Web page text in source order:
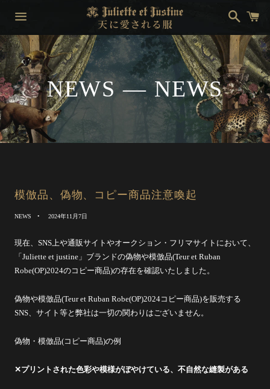
メ
ニ
ュ
ー
ト
NEWS — NEWS
模倣品、偽物、コピー商品注意喚起
NEWS 2024年11月7日
現在、SNS上や通販サイトやオークション・ フリマサイトにおいて、
「Juliette et justine」ブランドの偽物や模倣品(Teur et Ruban
Robe(OP)2024のコピー商品)の存在を確認いたしました。
偽物や模倣品(Teur et Ruban Robe(OP)2024コピー商品)を販売する
SNS、 サイト等と弊社は一切の関わりはございません。
偽物・模倣品(コピー商品)の例
✕プリントされた色彩や模様がぼやけている、不自然な縫製がある